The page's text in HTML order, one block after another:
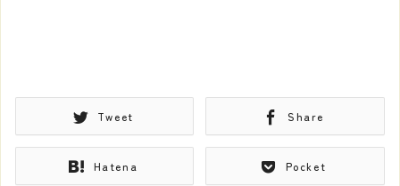
Tweet Share
Hatena Pocket